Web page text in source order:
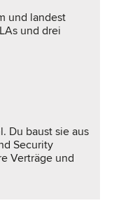
und landest
und drei
Du baust sie aus
Security
Verträge und